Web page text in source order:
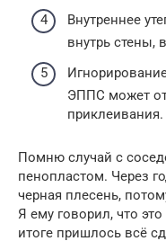
Внутреннее
внутрь стены,
ЭППС может
приклеивания.
Помню случай с
пенопластом. Через
черная плесень,
Я ему говорил, что
итоге пришлось всё